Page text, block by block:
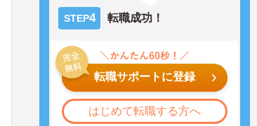
STEP4 転職成功！
転職サポートに登録
はじめて転職する方へ